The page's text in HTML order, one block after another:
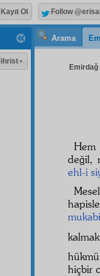
Arama
Emirdağ
değil,
ehl-i
hiçbir
Kayıt Ol Follow